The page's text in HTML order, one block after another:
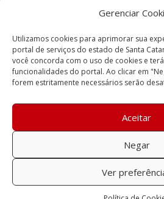
Gerenciar
Utilizamos cookies para aprimorar sua
portal de serviços do estado de Santa
você concorda com o uso de cookies e
funcionalidades do portal. Ao clicar em
forem estritamente necessários serão
Aceitar
Negar
Ver
E-mail:
ENDEREÇO
Endereço:
Bairro:
Coqueiros, Florianópolis SC
88.080-160
Política de privacidade
Copyright © 2023 Todos os Direitos